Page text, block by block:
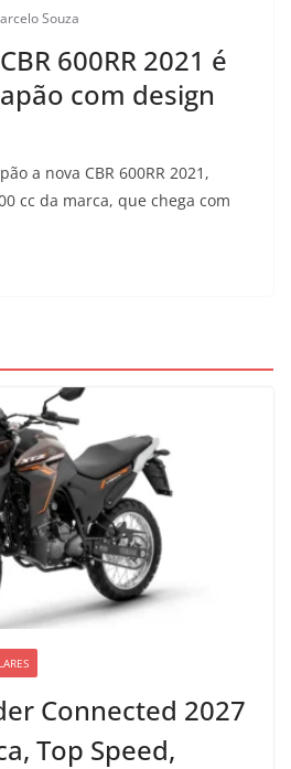
Souza
600RR 2021 é
com design
a nova CBR 600RR 2021,
cc da marca, que chega com
Connected 2027
Top Speed,